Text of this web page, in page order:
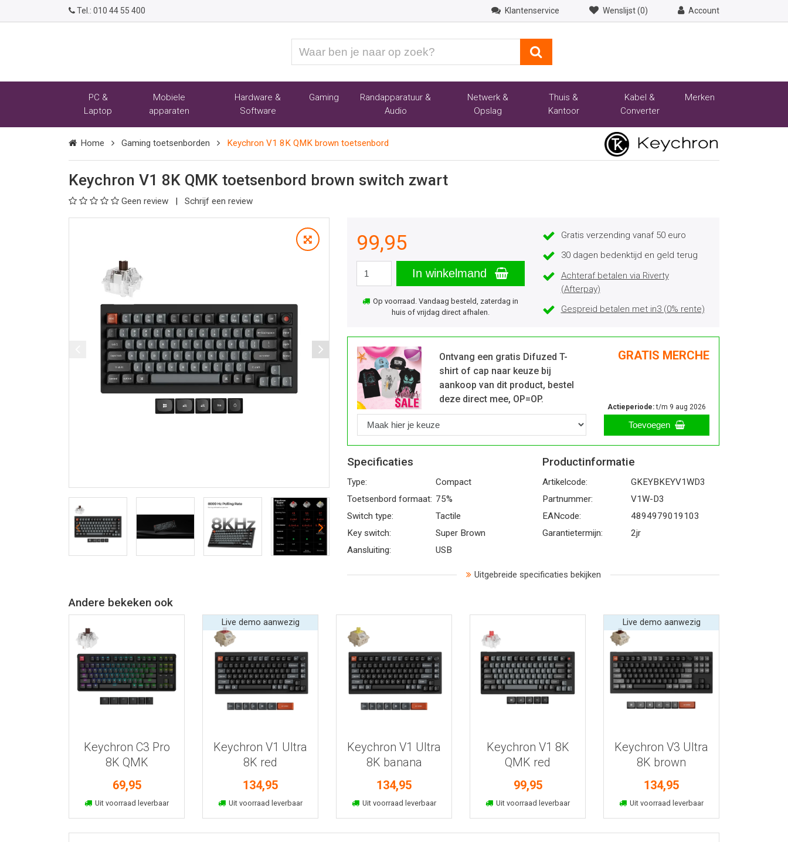
Tel.: 010 44 55 400 Klantenservice Wenslijst (0) Account
ben
naar
PC &
Laptop
Mobiele
apparaten
Hardware &
Software
Gaming
Randapparatuur &
Audio
Netwerk &
Opslag
Thuis &
Kantoor
Kabel &
Converter
Merken
Home Gaming toetsenborden Keychron V1 8K QMK brown toetsenbord
Keychron V1 8K QMK toetsenbord brown switch zwart
Geen review Schrijf een review
99,95
In winkelmand
Op voorraad. Vandaag besteld, zaterdag in
huis of vrijdag direct afhalen.
Gratis verzending vanaf 50 euro
30 dagen bedenktijd en geld terug
Achteraf betalen via Riverty
(Afterpay)
Gespreid betalen met in3 (0% rente)
Ontvang een gratis Difuzed T-
shirt of cap naar keuze bij
aankoop van dit product, bestel
deze direct mee, OP=OP.
GRATIS MERCHE
Actieperiode:t/m 9 aug 2026
Toevoegen
Specificaties
Type:
Compact
Toetsenbord formaat: 75%
Switch type:
Tactile
Key switch:
Super Brown
Aansluiting:
USB
Productinformatie
Artikelcode:
GKEYBKEYV1WD3
Partnummer:
V1W-D3
EANcode:
4894979019103
Garantietermijn:
2jr
Uitgebreide specificaties bekijken
Andere bekeken ook
Bekijk meer informatie
Keychron C3 Pro
8K QMK
toetsenbord
69,95
Uit voorraad leverbaar
In winkelmand
Bekijk meer informatie
Keychron V1 Ultra
8K red
toetsenbord
134,95
Uit voorraad leverbaar
In winkelmand
Live demo aanwezig
Bekijk meer informatie
Keychron V1 Ultra
8K banana
toetsenbord
134,95
Uit voorraad leverbaar
In winkelmand
Bekijk meer informatie
Keychron V1 8K
QMK red
toetsenbord
99,95
Uit voorraad leverbaar
In winkelmand
Bekijk meer informatie
Keychron V3 Ultra
8K brown
toetsenbord
134,95
Uit voorraad leverbaar
In winkelmand
Live demo aanwezig